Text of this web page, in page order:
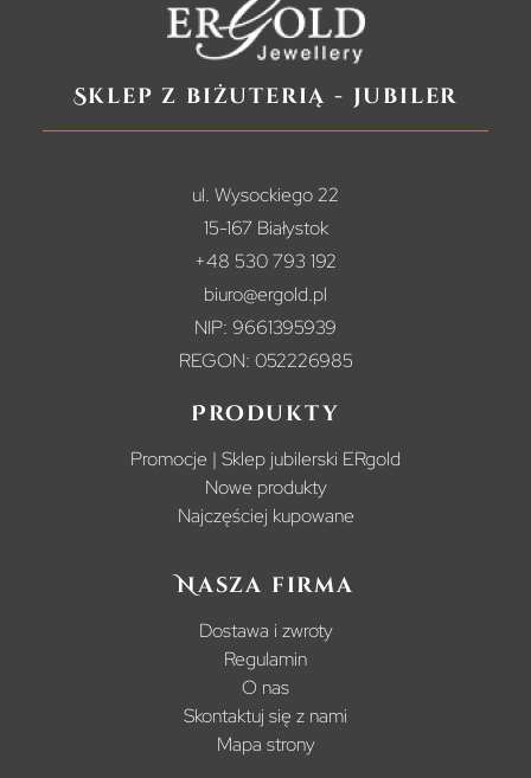
Sklep z biżuterią - jubiler
ul. Wysockiego 22
15-167 Białystok
+48 530 793 192
biuro@ergold.pl
NIP: 9661395939
REGON: 052226985
Produkty
Promocje | Sklep jubilerski ERgold
Nowe produkty
Najczęściej kupowane
Nasza firma
Dostawa i zwroty
Regulamin
O nas
Skontaktuj się z nami
Mapa strony